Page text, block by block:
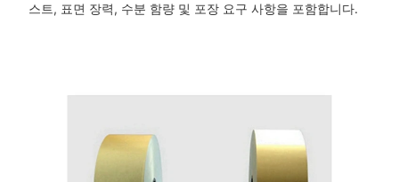
스트, 표면 장력, 수분 함량 및 포장 요구 사항을 포함합니다.